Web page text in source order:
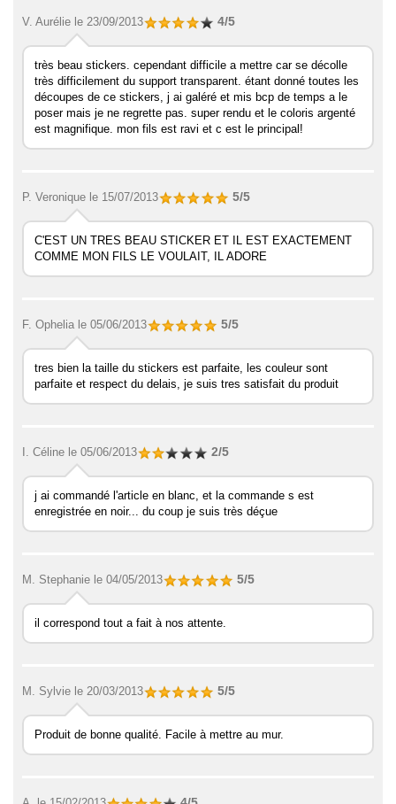
V. Aurélie le 23/09/2013 4/5
très beau stickers. cependant difficile a mettre car se décolle
très difficilement du support transparent. étant donné toutes les
découpes de ce stickers, j ai galéré et mis bcp de temps a le
poser mais je ne regrette pas. super rendu et le coloris argenté
est magnifique. mon fils est ravi et c est le principal!
P. Veronique le 15/07/2013 5/5
C'EST UN TRES BEAU STICKER ET IL EST EXACTEMENT
COMME MON FILS LE VOULAIT, IL ADORE
F. Ophelia le 05/06/2013 5/5
tres bien la taille du stickers est parfaite, les couleur sont
parfaite et respect du delais, je suis tres satisfait du produit
I. Céline le 05/06/2013 2/5
j ai commandé l'article en blanc, et la commande s est
enregistrée en noir... du coup je suis très déçue
M. Stephanie le 04/05/2013 5/5
il correspond tout a fait à nos attente.
M. Sylvie le 20/03/2013 5/5
Produit de bonne qualité. Facile à mettre au mur.